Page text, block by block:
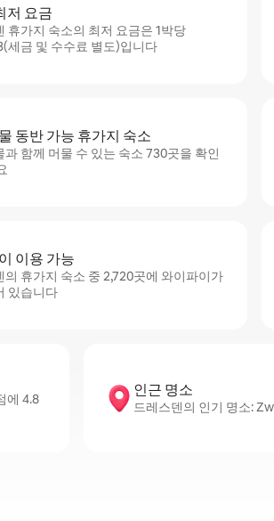
저 요금
휴가지 숙소의 최저 요금은 1박당
세금 및 수수료 별도)입니다
동반 가능 휴가지 숙소
과 함께 머물 수 있는 숙소 730곳을 확인
이용 가능
의 휴가지 숙소 중 2,720곳에 와이파이가
있습니다
에 4.8
인근 명소
드레스덴의 인기 명소: